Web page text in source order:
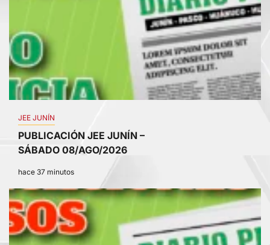
JEE JUNÍN
PUBLICACIÓN JEE JUNÍN –
SÁBADO 08/AGO/2026
hace 37 minutos
2